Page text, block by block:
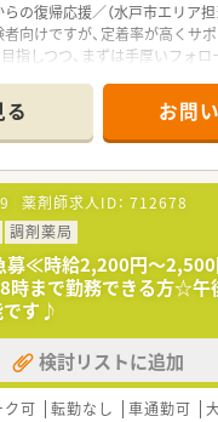
の復帰応援／（水戸市エリア担
向けですが、定着率が高くサ
指しつつ、まずは手厚いフォ
＊
需状況について】
駅から徒歩15分ほどの場所に
の処方箋を応需している薬局で
や耳鼻科、皮膚科の処方箋をメ
識を深められる環境が整ってい
3名の薬剤師体制で対応してお
ため業務に集中できる環境で
いて】
いて地域に密着した店舗展開を
患者様から厚い信頼を得ている法
場に入って業務を行っている
すく風通しの良い社風が魅力
お問
薬剤師求人ID： 712678
調剤薬局
募≪時給2,200円～2,500
まで勤務できる方☆午
です♪
検討リストに追加
ク可 転勤なし 車通勤可